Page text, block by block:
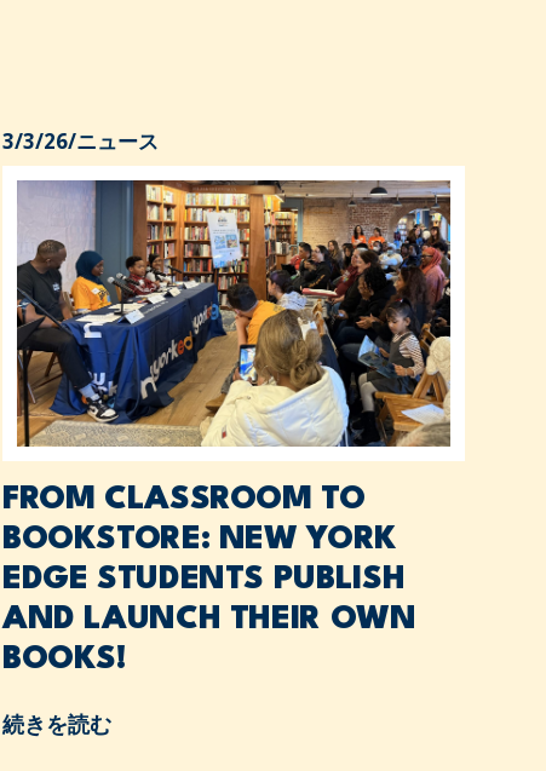
3/3/26/ニュース
FROM CLASSROOM TO
BOOKSTORE: NEW YORK
EDGE STUDENTS PUBLISH
AND LAUNCH THEIR OWN
BOOKS!
続きを読む